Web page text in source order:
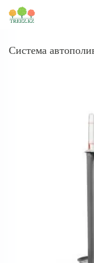
Система